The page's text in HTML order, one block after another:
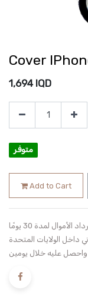
Cover
1,694IQD
متوفر
Add to Cart
لمدة 30 يومًا
الولايات المتحدة
واحصل عليه خلال يومين